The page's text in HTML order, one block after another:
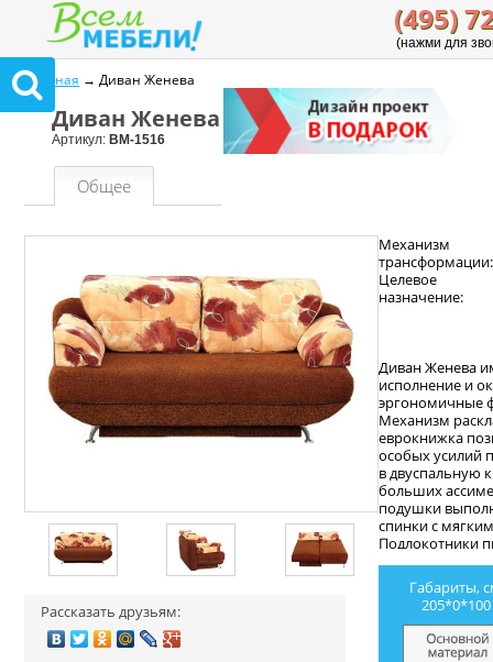
(495)
(нажми для
Главная → Диван Женева
Диван Женева
Артикул: ВМ-1516
Общее
Рассказать друзьям:
Механизм
трансформации:
Целевое
назначение:
Диван Женева
исполнение и
эргономичные
Механизм
еврокнижка
особых усилий
в двуспальную
больших
подушки
спинки с
Подлокотники
виде
подушек.
могут
Каркас дивана
натурального
Габариты,
205*0*100